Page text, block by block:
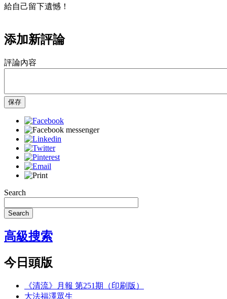
給自己留下遺憾！
添加新評論
評論內容
保存
Search
Search
高級搜索
今日頭版
《清流》月報 第251期（印刷版）
大法福澤眾生